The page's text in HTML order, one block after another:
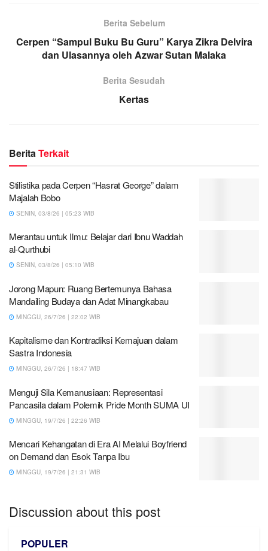
Berita Sebelum
Cerpen “Sampul Buku Bu Guru” Karya Zikra Delvira
dan Ulasannya oleh Azwar Sutan Malaka
Berita Sesudah
Kertas
BeritaTerkait
Stilistika pada Cerpen “Hasrat George” dalam
Majalah Bobo
SENIN, 03/8/26 | 05:23 WIB
Merantau untuk Ilmu: Belajar dari Ibnu Waddah
al-Qurthubi
SENIN, 03/8/26 | 05:10 WIB
Jorong Mapun: Ruang Bertemunya Bahasa
Mandailing Budaya dan Adat Minangkabau
MINGGU, 26/7/26 | 22:02 WIB
Kapitalisme dan Kontradiksi Kemajuan dalam
Sastra Indonesia
MINGGU, 26/7/26 | 18:47 WIB
Menguji Sila Kemanusiaan: Representasi
Pancasila dalam Polemik Pride Month SUMA UI
MINGGU, 19/7/26 | 22:26 WIB
Mencari Kehangatan di Era AI Melalui Boyfriend
on Demand dan Esok Tanpa Ibu
MINGGU, 19/7/26 | 21:31 WIB
Discussion about this post
POPULER